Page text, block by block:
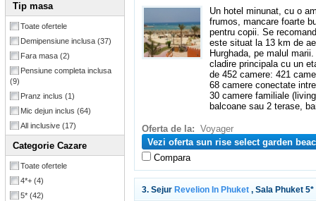
Tip masa
Toate ofertele
Demipensiune inclusa (37)
Fara masa (2)
Pensiune completa inclusa
(9)
Pranz inclus (1)
Mic dejun inclus (64)
All inclusive (17)
Categorie Cazare
Toate ofertele
4*+ (4)
5* (42)
Un hotel minunat, cu o
frumos, mancare foarte
pentru copii. Se
este situat la 13 km de
Hurghada, pe malul
cladire principala cu un
de 452 camere: 421
68 camere conectate
30 camere familiale
balcoane sau 2 terase,
Oferta de la: Voyager
Vezi oferta sun rise select garden
Compara
3. Sejur Revelion In Phuket , Sala Phuket 5*